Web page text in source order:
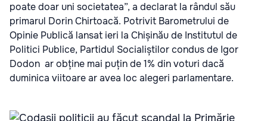
poate doar uni societatea”, a declarat la rândul său
primarul Dorin Chirtoacă. Potrivit Barometrului de
Opinie Publică lansat ieri la Chișinău de Institutul de
Politici Publice, Partidul Socialiștilor condus de Igor
Dodon ar obține mai puțin de 1% din voturi dacă
duminica viitoare ar avea loc alegeri parlamentare.